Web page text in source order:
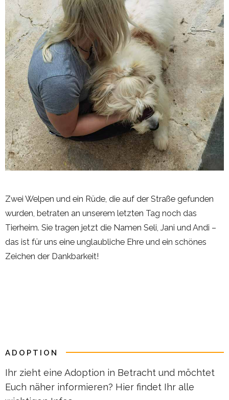
Zwei Welpen und ein Rüde, die auf der Straße gefunden
wurden, betraten an unserem letzten Tag noch das
Tierheim. Sie tragen jetzt die Namen Seli, Jani und Andi –
das ist für uns eine unglaubliche Ehre und ein schönes
Zeichen der Dankbarkeit!
ADOPTION
Ihr zieht eine Adoption in Betracht und möchtet
Euch näher informieren? Hier findet Ihr alle